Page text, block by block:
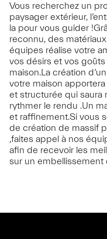
Vous recherchez un
paysager extérieur,
la pour vous guider
reconnu, des
équipes réalise votre
vos désirs et vos
maison.La création
votre maison
et structurée qui saura
rythmer le rendu .Un
et raffinement.Si vous
de création de massif
,faites appel à nos
afin de recevoir les
sur un embellissement